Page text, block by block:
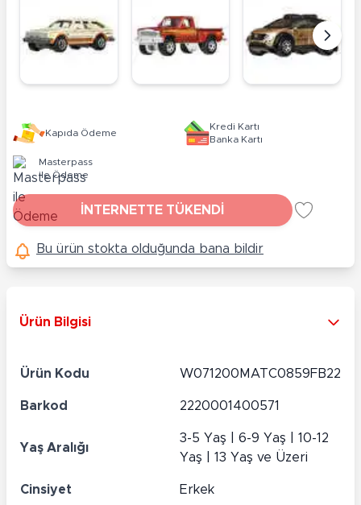
Kapıda Ödeme
Kredi Kartı
Banka Kartı
Masterpass
ile Ödeme
İNTERNETTE TÜKENDİ
Bu ürün stokta olduğunda bana bildir
Ürün Bilgisi
Ürün Kodu W071200MATC0859FB22
Barkod 2220001400571
Yaş Aralığı
3-5 Yaş | 6-9 Yaş | 10-12
Yaş | 13 Yaş ve Üzeri
Cinsiyet Erkek